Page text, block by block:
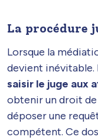
La procédure
Lorsque la
devient inévitable.
saisir le juge aux
obtenir un droit
déposer une
compétent. Ce